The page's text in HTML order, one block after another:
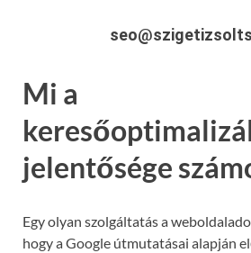
Mi a
jelentősége
Egy olyan szolgáltatás a
hogy a Google útmutatásai alapján